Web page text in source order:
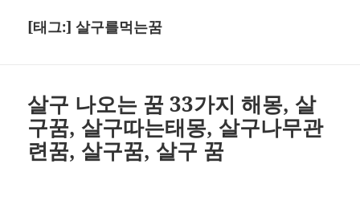
[태그:]살구를먹는꿈
살구 나오는 꿈 33가지 해몽, 살
구꿈, 살구따는태몽, 살구나무관
련꿈, 살구꿈, 살구 꿈